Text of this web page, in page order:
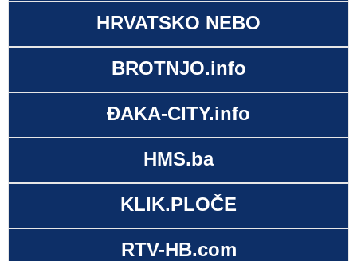
HRVATSKO NEBO
BROTNJO.info
ĐAKA-CITY.info
HMS.ba
KLIK.PLOČE
RTV-HB.com